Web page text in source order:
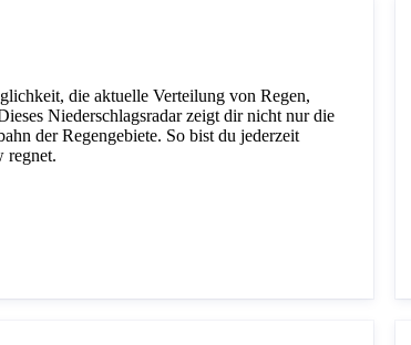
die aktuelle Verteilung von Regen,
Niederschlagsradar zeigt dir nicht nur die
der Regengebiete. So bist du jederzeit
regnet.